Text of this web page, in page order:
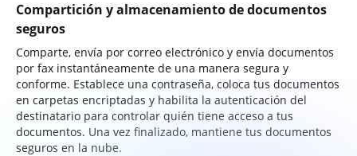
Compartición y almacenamiento de documentos
seguros
Comparte, envía por correo electrónico y envía documentos
por fax instantáneamente de una manera segura y
conforme. Establece una contraseña, coloca tus documentos
en carpetas encriptadas y habilita la autenticación del
destinatario para controlar quién tiene acceso a tus
documentos. Una vez finalizado, mantiene tus documentos
seguros en la nube.